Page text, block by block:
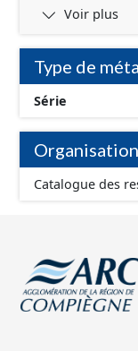
Voir plus
Type de
Série
Organisation
Catalogue des